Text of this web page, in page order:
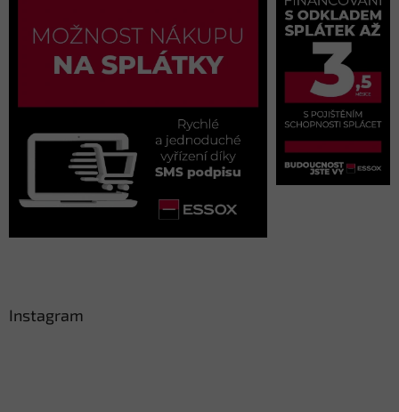
Instagram